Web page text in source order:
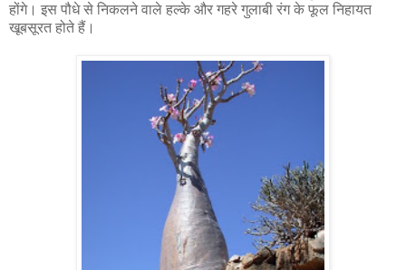
होंगे। इस पौधे से निकलने वाले हल्के और गहरे गुलाबी रंग के फूल निहायत
खूबसूरत होते हैं।